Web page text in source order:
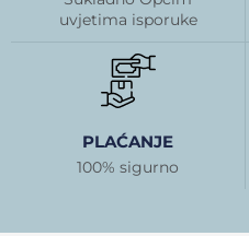
uvjetima isporuke
PLAĆANJE
100% sigurno